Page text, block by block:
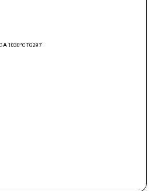
A 1030°C TG297